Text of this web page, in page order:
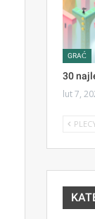
GRAĆ
30
lut 7,